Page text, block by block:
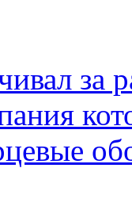
за